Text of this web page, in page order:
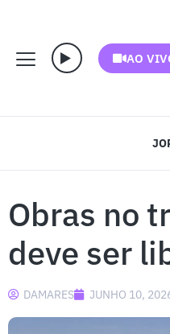
AO
Obras no
deve ser
DAMARES JUNHO 10,